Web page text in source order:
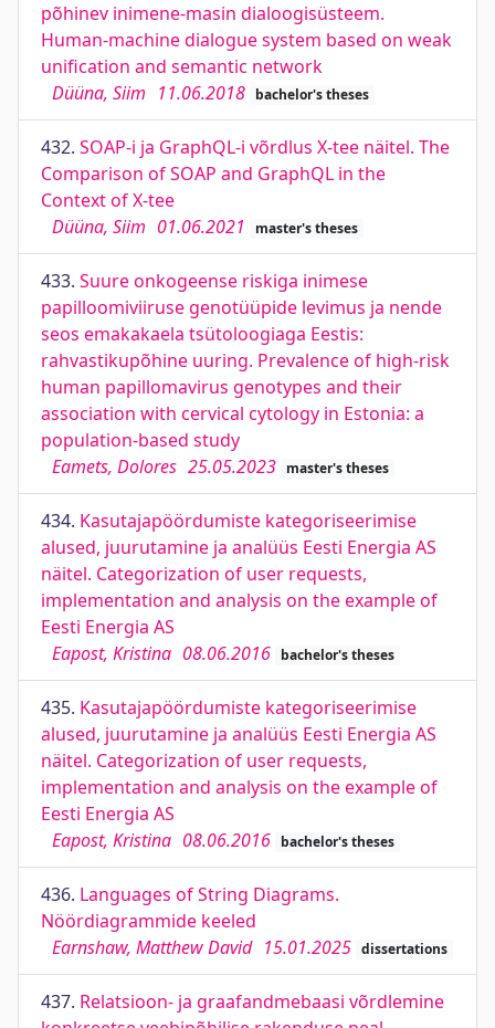
põhinev inimene-masin dialoogisüsteem.
Human-machine dialogue system based on weak
unification and semantic network
Düüna, Siim 11.06.2018 bachelor's theses
432. SOAP-i ja GraphQL-i võrdlus X-tee näitel. The
Comparison of SOAP and GraphQL in the
Context of X-tee
Düüna, Siim 01.06.2021 master's theses
433. Suure onkogeense riskiga inimese
papilloomiviiruse genotüüpide levimus ja nende
seos emakakaela tsütoloogiaga Eestis:
rahvastikupõhine uuring. Prevalence of high-risk
human papillomavirus genotypes and their
association with cervical cytology in Estonia: a
population-based study
Eamets, Dolores 25.05.2023 master's theses
434. Kasutajapöördumiste kategoriseerimise
alused, juurutamine ja analüüs Eesti Energia AS
näitel. Categorization of user requests,
implementation and analysis on the example of
Eesti Energia AS
Eapost, Kristina 08.06.2016 bachelor's theses
435. Kasutajapöördumiste kategoriseerimise
alused, juurutamine ja analüüs Eesti Energia AS
näitel. Categorization of user requests,
implementation and analysis on the example of
Eesti Energia AS
Eapost, Kristina 08.06.2016 bachelor's theses
436. Languages of String Diagrams.
Nöördiagrammide keeled
Earnshaw, Matthew David 15.01.2025 dissertations
437. Relatsioon- ja graafandmebaasi võrdlemine